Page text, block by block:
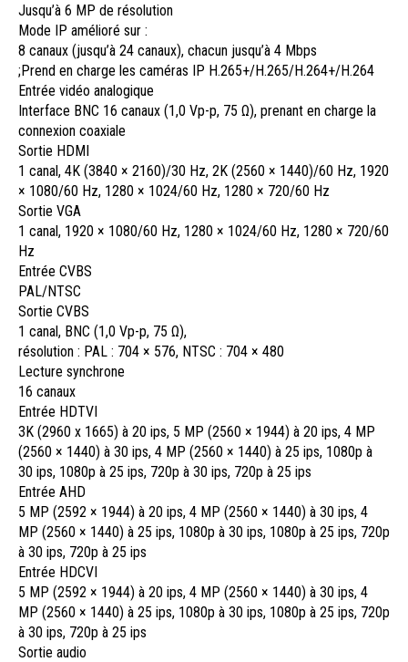
Jusqu’à 6 MP de résolution
Mode IP amélioré sur :
8 canaux (jusqu’à 24 canaux), chacun jusqu’à 4 Mbps
;Prend en charge les caméras IP H.265+/H.265/H.264+/H.264
Entrée vidéo analogique
Interface BNC 16 canaux (1,0 Vp-p, 75 Ω), prenant en charge la
connexion coaxiale
Sortie HDMI
1 canal, 4K (3840 × 2160)/30 Hz, 2K (2560 × 1440)/60 Hz, 1920
× 1080/60 Hz, 1280 × 1024/60 Hz, 1280 × 720/60 Hz
Sortie VGA
1 canal, 1920 × 1080/60 Hz, 1280 × 1024/60 Hz, 1280 × 720/60
Hz
Entrée CVBS
PAL/NTSC
Sortie CVBS
1 canal, BNC (1,0 Vp-p, 75 Ω),
résolution : PAL : 704 × 576, NTSC : 704 × 480
Lecture synchrone
16 canaux
Entrée HDTVI
3K (2960 x 1665) à 20 ips, 5 MP (2560 × 1944) à 20 ips, 4 MP
(2560 × 1440) à 30 ips, 4 MP (2560 × 1440) à 25 ips, 1080p à
30 ips, 1080p à 25 ips, 720p à 30 ips, 720p à 25 ips
Entrée AHD
5 MP (2592 × 1944) à 20 ips, 4 MP (2560 × 1440) à 30 ips, 4
MP (2560 × 1440) à 25 ips, 1080p à 30 ips, 1080p à 25 ips, 720p
à 30 ips, 720p à 25 ips
Entrée HDCVI
5 MP (2592 × 1944) à 20 ips, 4 MP (2560 × 1440) à 30 ips, 4
MP (2560 × 1440) à 25 ips, 1080p à 30 ips, 1080p à 25 ips, 720p
à 30 ips, 720p à 25 ips
Sortie audio